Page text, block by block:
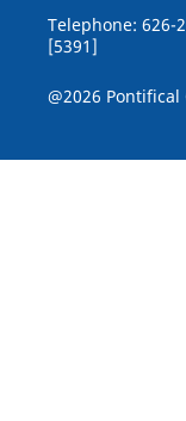
Telephone: 626-
[5391]
@2026